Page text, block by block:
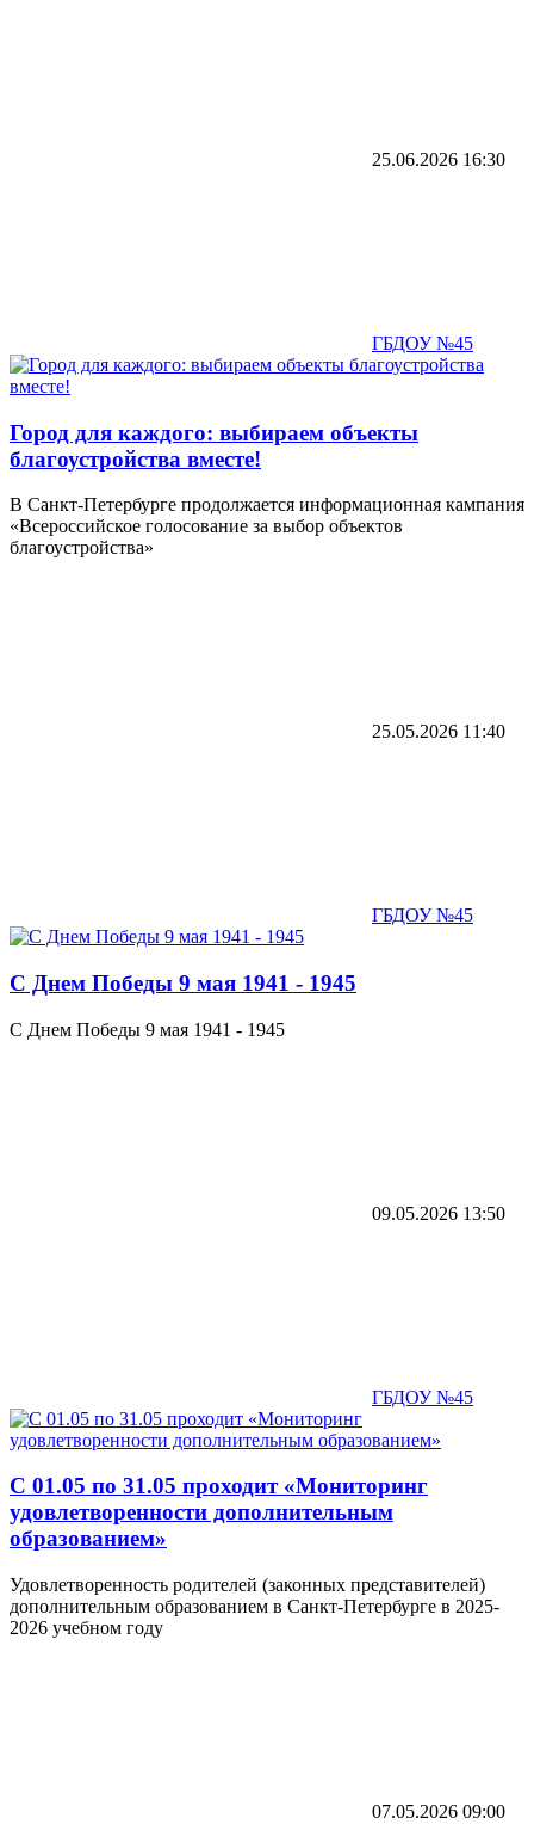
25.06.2026 16:30
ГБДОУ №45
Город для каждого: выбираем объекты
благоустройства вместе!
В Санкт-Петербурге продолжается информационная кампания
«Всероссийское голосование за выбор объектов
благоустройства»
25.05.2026 11:40
ГБДОУ №45
C Днем Победы 9 мая 1941 - 1945
C Днем Победы 9 мая 1941 - 1945
09.05.2026 13:50
ГБДОУ №45
С 01.05 по 31.05 проходит «Мониторинг
удовлетворенности дополнительным
образованием»
Удовлетворенность родителей (законных представителей)
дополнительным образованием в Санкт-Петербурге в 2025-
2026 учебном году
07.05.2026 09:00